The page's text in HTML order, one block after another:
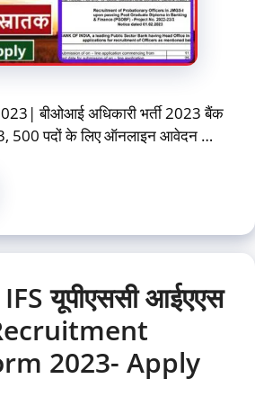
बीओआई अधिकारी भर्ती 2023 बैंक
500 पदों के लिए ऑनलाइन आवेदन …
यूपीएससी आईएएस
2023- Apply